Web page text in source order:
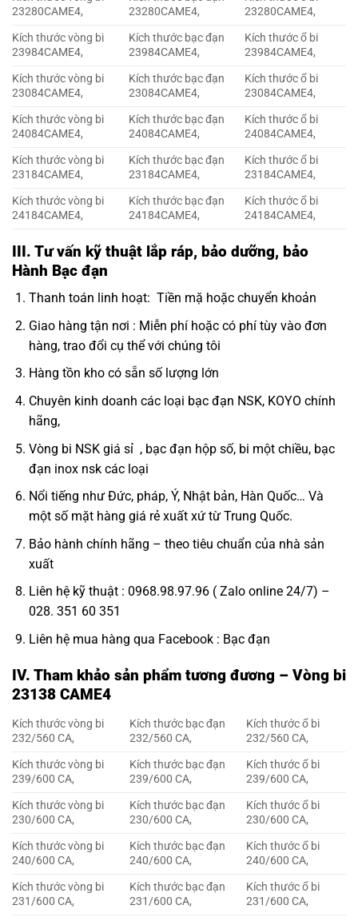
23280CAME4,
23280CAME4,
23280CAME4,
Kích thước vòng bi
23984CAME4,
Kích thước bạc đạn
23984CAME4,
Kích thước ổ bi
23984CAME4,
Kích thước vòng bi
23084CAME4,
Kích thước bạc đạn
23084CAME4,
Kích thước ổ bi
23084CAME4,
Kích thước vòng bi
24084CAME4,
Kích thước bạc đạn
24084CAME4,
Kích thước ổ bi
24084CAME4,
Kích thước vòng bi
23184CAME4,
Kích thước bạc đạn
23184CAME4,
Kích thước ổ bi
23184CAME4,
Kích thước vòng bi
24184CAME4,
Kích thước bạc đạn
24184CAME4,
Kích thước ổ bi
24184CAME4,
III. Tư vấn kỹ thuật lắp ráp, bảo dưỡng, bảo
Hành Bạc đạn
Thanh toán linh hoạt: Tiền mặ hoặc chuyển khoản
Giao hàng tận nơi : Miễn phí hoặc có phí tùy vào đơn
hàng, trao đổi cụ thể với chúng tôi
Hàng tồn kho có sẵn số lượng lớn
Chuyên kinh doanh các loại bạc đạn NSK, KOYO chính
hãng,
Vòng bi NSK giá sỉ, bạc đạn hộp số, bi một chiều, bạc
đạn inox nskcác loại
Nổi tiếng như Đức, pháp, Ý, Nhật bản, Hàn Quốc… Và
một số mặt hàng giá rẻ xuất xứ từ Trung Quốc.
Bảo hành chính hãng – theo tiêu chuẩn của nhà sản
xuất
Liên hệ kỹ thuật : 0968.98.97.96 ( Zalo online 24/7) –
028. 351 60 351
Liên hệ mua hàng qua Facebook : Bạc đạn
IV. Tham khảo sản phẩm tương đương – Vòng bi
23138 CAME4
Kích thước vòng bi
232/560 CA,
Kích thước bạc đạn
232/560 CA,
Kích thước ổ bi
232/560 CA,
Kích thước vòng bi
239/600 CA,
Kích thước bạc đạn
239/600 CA,
Kích thước ổ bi
239/600 CA,
Kích thước vòng bi
230/600 CA,
Kích thước bạc đạn
230/600 CA,
Kích thước ổ bi
230/600 CA,
Kích thước vòng bi
240/600 CA,
Kích thước bạc đạn
240/600 CA,
Kích thước ổ bi
240/600 CA,
Kích thước vòng bi
231/600 CA,
Kích thước bạc đạn
231/600 CA,
Kích thước ổ bi
231/600 CA,